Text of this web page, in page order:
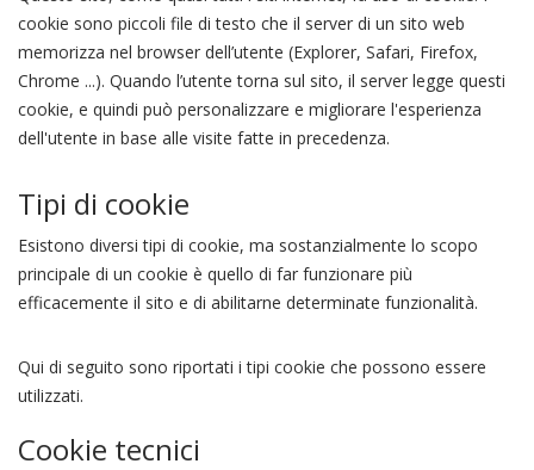
cookie sono piccoli file di testo che il server di un sito web
memorizza nel browser dell’utente (Explorer, Safari, Firefox,
Chrome ...). Quando l’utente torna sul sito, il server legge questi
cookie, e quindi può personalizzare e migliorare l'esperienza
dell'utente in base alle visite fatte in precedenza.
Tipi di cookie
Esistono diversi tipi di cookie, ma sostanzialmente lo scopo
principale di un cookie è quello di far funzionare più
efficacemente il sito e di abilitarne determinate funzionalità.
Qui di seguito sono riportati i tipi cookie che possono essere
utilizzati.
Cookie tecnici